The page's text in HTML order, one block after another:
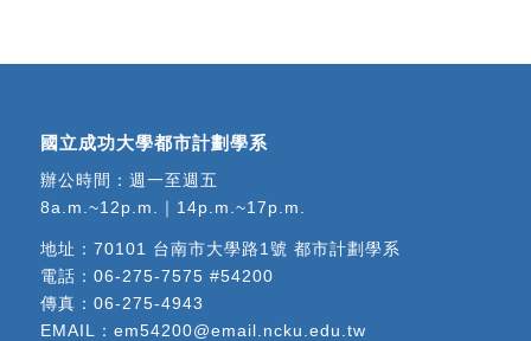
國立成功大學都市計劃學系
辦公時間：週一至週五
8a.m.~12p.m.｜14p.m.~17p.m.
地址： 70101 台南市大學路1號 都市計劃學系
電話： 06-275-7575 #54200
傳真：06-275-4943
EMAIL： em54200@email.ncku.edu.tw